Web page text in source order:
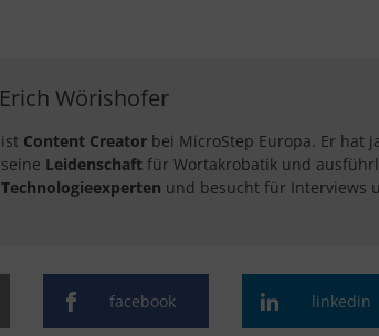
Erich Wörishofer
ist Content Creator bei MicroStep Europa. Er hat
seine Leidenschaft für Wortakrobatik und
Technologieexperten und besucht für Interviews
facebook linkedin